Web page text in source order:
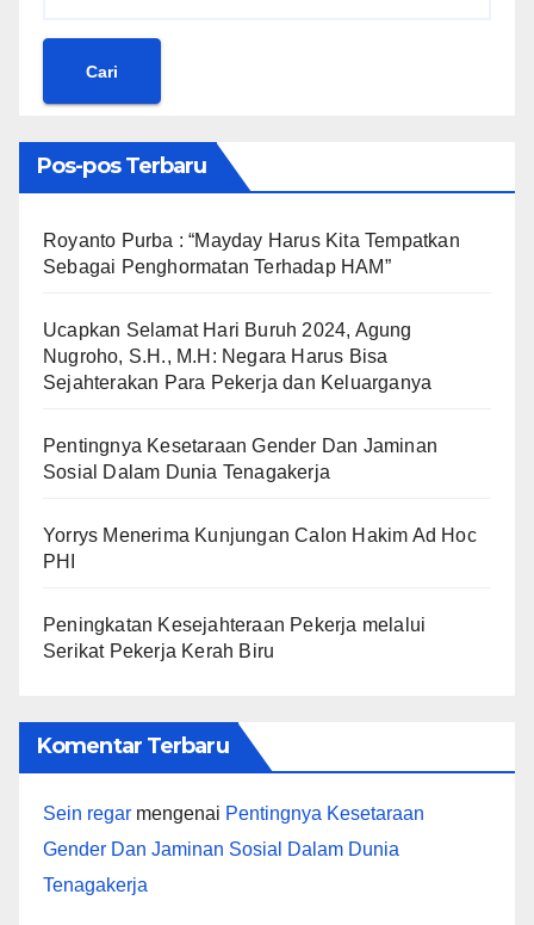
Cari
Pos-pos Terbaru
Royanto Purba : “Mayday Harus Kita Tempatkan
Sebagai Penghormatan Terhadap HAM”
Ucapkan Selamat Hari Buruh 2024, Agung
Nugroho, S.H., M.H: Negara Harus Bisa
Sejahterakan Para Pekerja dan Keluarganya
Pentingnya Kesetaraan Gender Dan Jaminan
Sosial Dalam Dunia Tenagakerja
Yorrys Menerima Kunjungan Calon Hakim Ad Hoc
PHI
Peningkatan Kesejahteraan Pekerja melalui
Serikat Pekerja Kerah Biru
Komentar Terbaru
Sein regar mengenai Pentingnya Kesetaraan
Gender Dan Jaminan Sosial Dalam Dunia
Tenagakerja